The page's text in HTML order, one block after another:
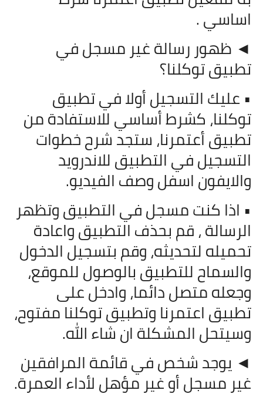
اساسي .
◄ ظهور رسالة غير مسجل في
تطبيق توكلنا؟
• عليك التسجيل أولا في تطبيق
توكلنا، كشرط أساسي للاستفادة من
تطبيق أعتمرنا، ستجد شرح خطوات
التسجيل في التطبيق للاندرويد
والايفون اسفل وصف الفيديو.
• اذا كنت مسجل في التطبيق وتظهر
الرسالة ، قم بحذف التطبيق واعادة
تحميله لتحديثه، وقم بتسجيل الدخول
والسماح للتطبيق بالوصول للموقع،
وجعله متصل دائما، وادخل على
تطبيق اعتمرنا وتطبيق توكلنا مفتوح،
وسيتحل المشكلة ان شاء الله.
◄ يوجد شخص في قائمة المرافقين
غير مسجل أو غير مؤهل لأداء العمرة.